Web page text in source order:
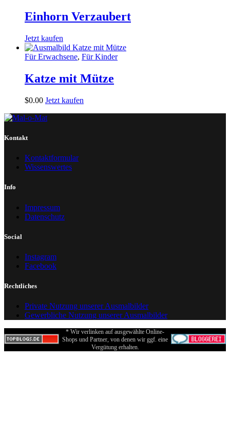
Einhorn Verzaubert
Jetzt kaufen
Für Erwachsene, Für Kinder
Katze mit Mütze
$0.00 Jetzt kaufen
Kontakt
Kontaktformular
Wissenswertes
Info
Impressum
Datenschutz
Social
Instagram
Facebook
Rechtliches
Private Nutzung unserer Ausmalbilder
Gewerbliche Nutzung unserer Ausmalbilder
* Wir verlinken auf ausgewählte Online-
Shops und Partner, von denen wir ggf. eine
Vergütung erhalten.